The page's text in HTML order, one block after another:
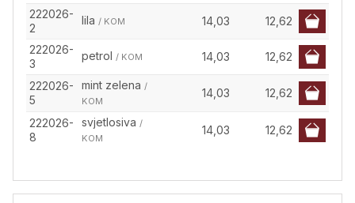
222026-
2
lila / KOM 14,03 12,62
222026-
3
petrol / KOM 14,03 12,62
222026-
5
mint zelena /
KOM
14,03 12,62
222026-
8
svjetlosiva /
KOM
14,03 12,62